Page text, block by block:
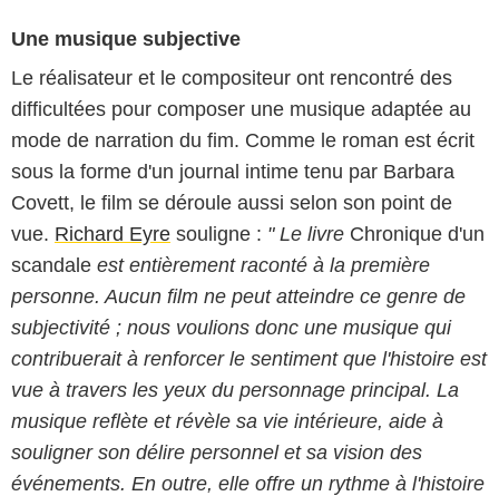
Une musique subjective
Le réalisateur et le compositeur ont rencontré des
difficultées pour composer une musique adaptée au
mode de narration du fim. Comme le roman est écrit
sous la forme d'un journal intime tenu par Barbara
Covett, le film se déroule aussi selon son point de
vue. Richard Eyre souligne : " Le livre Chronique d'un
scandale est entièrement raconté à la première
personne. Aucun film ne peut atteindre ce genre de
subjectivité ; nous voulions donc une musique qui
contribuerait à renforcer le sentiment que l'histoire est
vue à travers les yeux du personnage principal. La
musique reflète et révèle sa vie intérieure, aide à
souligner son délire personnel et sa vision des
événements. En outre, elle offre un rythme à l'histoire